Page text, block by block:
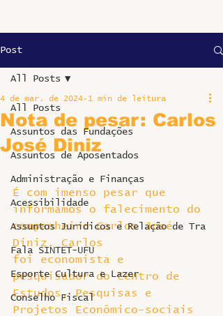
Post
All Posts
Assuntos das Fundações
Assuntos de Aposentados
Administração e Finanças
Acessibilidade
Assuntos Jurídicos e Relação de Tra
Fala SINTET-UFU
Esporte Cultura e Lazer
Conselho Fiscal
All Posts
Nota de pesar: Carlos
José Diniz
4 de mar. de 2024 1 min de leitura
É com imenso pesar que
informamos o falecimento do
companheiro Carlos José
Diniz. Carlos
foi economista e
pesquisador do Centro de
Estudos, Pesquisas e
Projetos Econômico-sociais